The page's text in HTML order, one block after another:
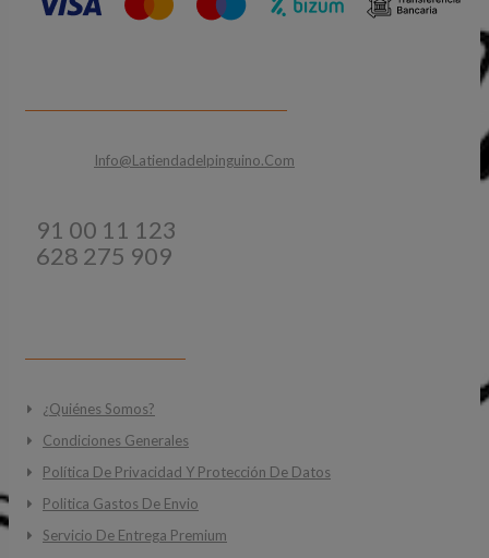
Info@latiendadelpinguino.com
91 00 11 123
628 275 909
¿Quiénes Somos?
Condiciones Generales
Política De Privacidad Y Protección De Datos
Politica Gastos De Envio
Servicio De Entrega Premium